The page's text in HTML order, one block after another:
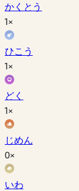
かくとう
1×
ひこう
1×
どく
1×
じめん
0×
いわ